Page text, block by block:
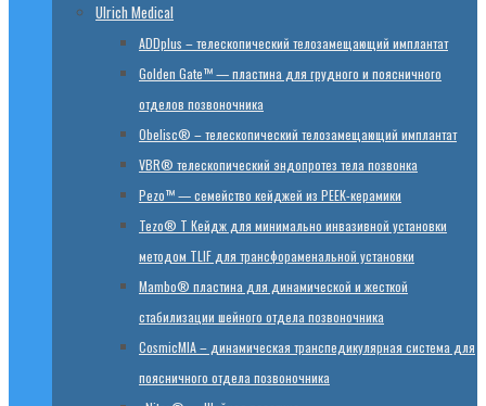
Ulrich Medical
ADDplus – телескопический телозамещающий имплантат
Golden Gate™ — пластина для грудного и поясничного
отделов позвоночника
Obelisc® – телескопический телозамещающий имплантат
VBR® телескопический эндопротез тела позвонка
Pezo™ — семейство кейджей из PEEK-керамики
Tezo® T Кейдж для минимально инвазивной установки
методом TLIF для трансфораменальной установки
Mambo® пластина для динамической и жесткой
стабилизации шейного отдела позвоночника
CosmicMIA – динамическая транспедикулярная система для
поясничного отдела позвоночника